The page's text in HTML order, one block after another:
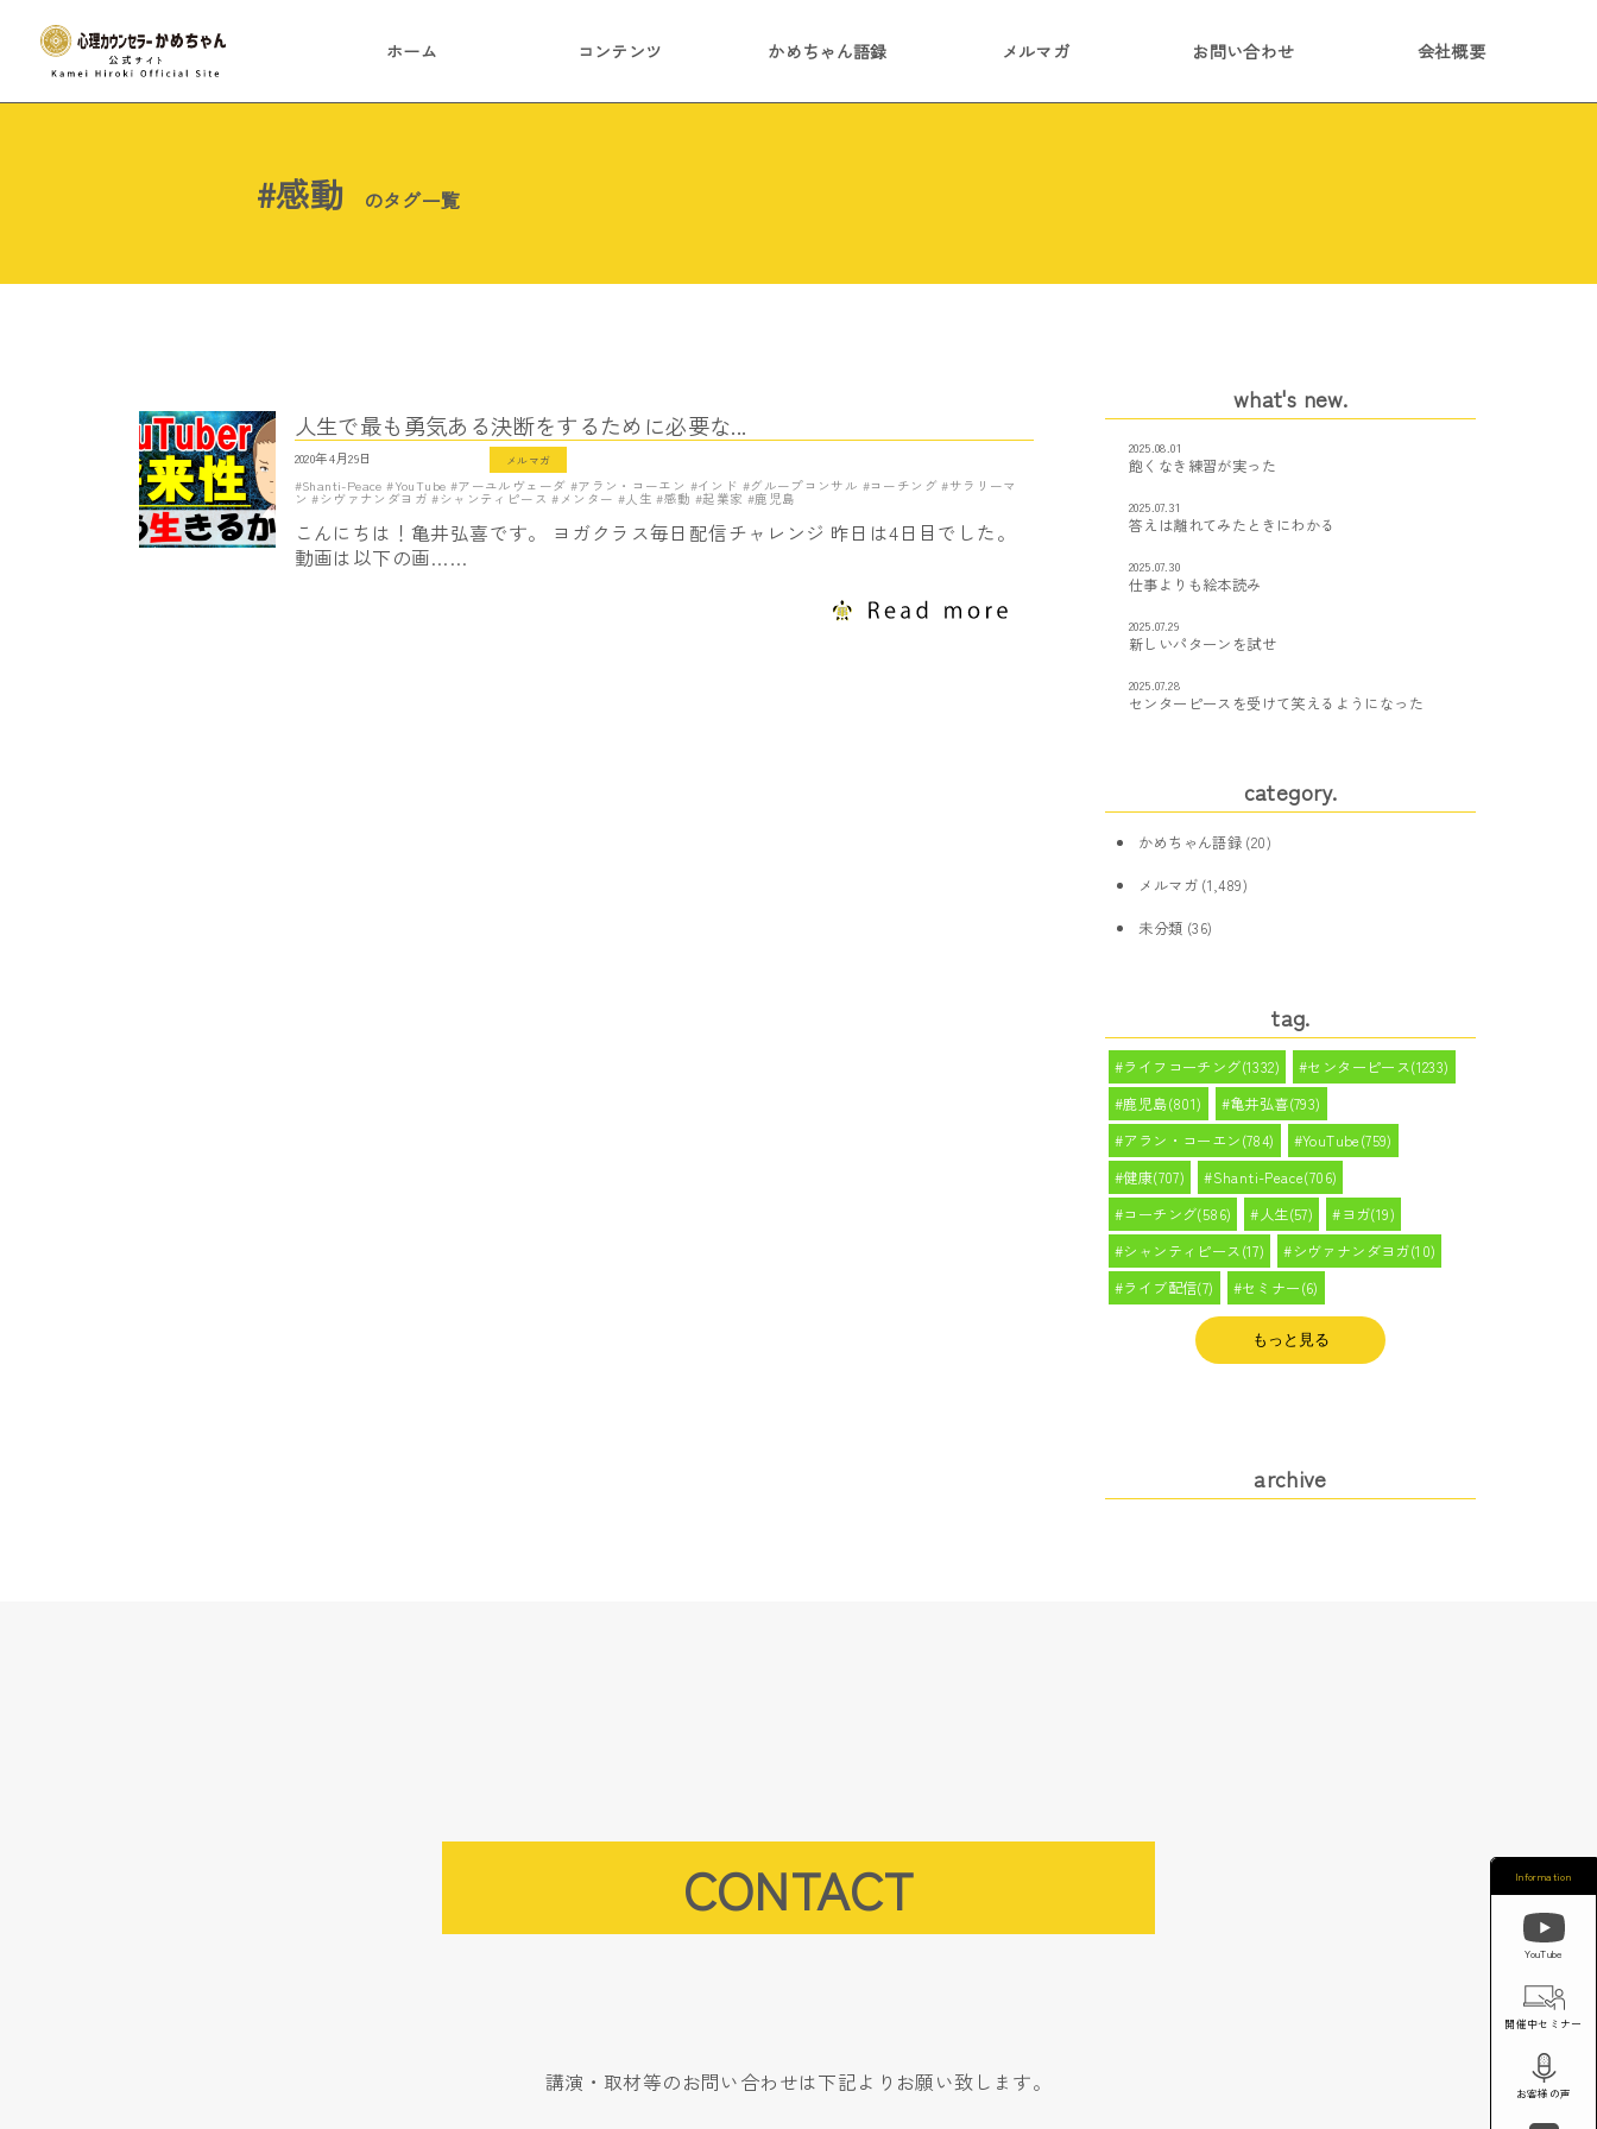
ホーム コンテンツ かめちゃん語録 メルマガ お問い合わせ 会社概要
Information
YouTube
開催中セミナー
お客様の声
#感動 のタグ一覧
人生で最も勇気ある決断をするために必要な...
2020年4月29日 メルマガ
Shanti-Peace YouTube アーユルヴェーダ アラン・コーエン インド グループコンサル コーチング サラリーマ
ン シヴァナンダヨガ シャンティピース メンター 人生 感動 起業家 鹿児島
こんにちは！亀井弘喜です。 ヨガクラス毎日配信チャレンジ 昨日は4日目でした。
動画は以下の画……
what's new.
2025.08.01
飽くなき練習が実った
2025.07.31
答えは離れてみたときにわかる
2025.07.30
仕事よりも絵本読み
2025.07.29
新しいパターンを試せ
2025.07.28
センターピースを受けて笑えるようになった
category.
かめちゃん語録 (20)
メルマガ(1,489)
未分類 (36)
tag.
ライフコーチング(1332)
センターピース(1233)
鹿児島(801)
亀井弘喜(793)
アラン・コーエン(784)
YouTube(759)
健康(707)
Shanti-Peace(706)
コーチング(586)
人生(57)
ヨガ(19)
シャンティピース(17)
シヴァナンダヨガ(10)
ライブ配信(7)
セミナー(6)
もっと見る
archive
CONTACT
講演・取材等のお問い合わせは下記よりお願い致します。